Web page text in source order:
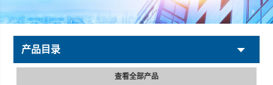
产品目录
查看全部产品